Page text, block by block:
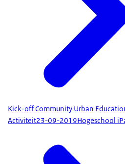
Kick-off Community Urban
Activiteit23-09-2019Hogeschool